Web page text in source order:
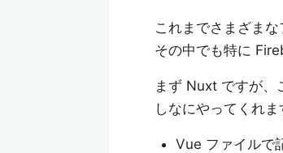
これまでさまざま
その中でも特に
まず Nuxt ですが、
しなにやってくれま
Vue ファイルで